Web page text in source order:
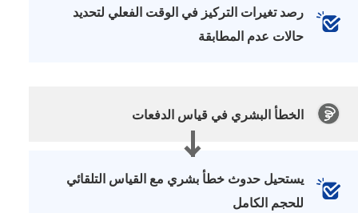
رصد تغيرات التركيز في الوقت الفعلي لتحديد
حالات عدم المطابقة
الخطأ البشري في قياس الدفعات
يستحيل حدوث خطأ بشري مع القياس التلقائي
للحجم الكامل